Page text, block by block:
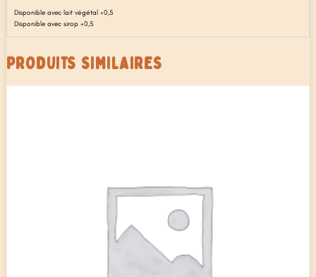
Disponible avec lait végétal +0,5
Disponible avec sirop +0,5
PRODUITS SIMILAIRES